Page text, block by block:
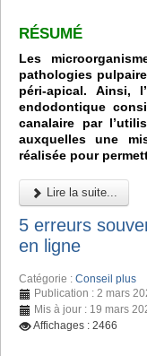
RÉSUMÉ
Les
pathologies
péri-apical. Ainsi,
endodontique
canalaire par
auxquelles une
réalisée pour
Lire la suite...
5 erreurs
en ligne
Catégorie : Conseil plus
Publication : 2 mars
Mis à jour : 19 mars
Affichages : 2466